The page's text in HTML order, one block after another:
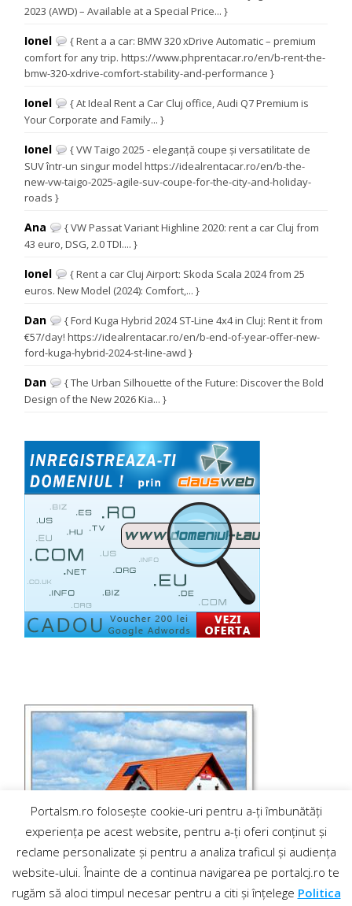
2023 (AWD) – Available at a Special Price... }
Ionel
{ Rent a a car: BMW 320 xDrive Automatic – premium
comfort for any trip. https://www.phprentacar.ro/en/b-rent-the-
bmw-320-xdrive-comfort-stability-and-performance }
Ionel
{ At Ideal Rent a Car Cluj office, Audi Q7 Premium is
Your Corporate and Family... }
Ionel
{ VW Taigo 2025 - eleganță coupe și versatilitate de
SUV într-un singur model https://idealrentacar.ro/en/b-the-
new-vw-taigo-2025-agile-suv-coupe-for-the-city-and-holiday-
roads }
Ana
{ VW Passat Variant Highline 2020: rent a car Cluj from
43 euro, DSG, 2.0 TDI.... }
Ionel
{ Rent a car Cluj Airport: Skoda Scala 2024 from 25
euros. New Model (2024): Comfort,... }
Dan
{ Ford Kuga Hybrid 2024 ST-Line 4x4 in Cluj: Rent it from
€57/day! https://idealrentacar.ro/en/b-end-of-year-offer-new-
ford-kuga-hybrid-2024-st-line-awd }
Dan
{ The Urban Silhouette of the Future: Discover the Bold
Design of the New 2026 Kia... }
Portalsm.ro folosește cookie-uri pentru a-ți îmbunătăți
experiența pe acest website, pentru a-ți oferi conținut și
reclame personalizate și pentru a analiza traficul și audiența
website-ului. Înainte de a continua navigarea pe portalcj.ro te
rugăm să aloci timpul necesar pentru a citi și înțelege Politica